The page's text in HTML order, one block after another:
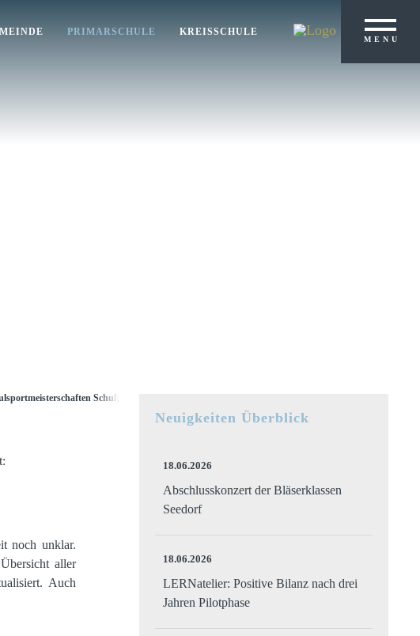
MENU
PRIMARSCHULE KREISSCHULE
Schuljahr 2020/2021 – Aktuelles
noch unklar.
aller
Auch
Neuigkeiten Überblick
18.06.2026
Abschlusskonzert der Bläserklassen
Seedorf
18.06.2026
LERNatelier: Positive Bilanz nach drei
Jahren Pilotphase